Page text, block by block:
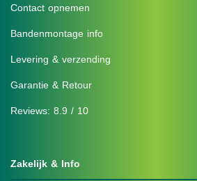
Contact opnemen
Bandenmontage info
Levering & verzending
Garantie & Retour
Reviews: 8.9 / 10
Zakelijk & Info